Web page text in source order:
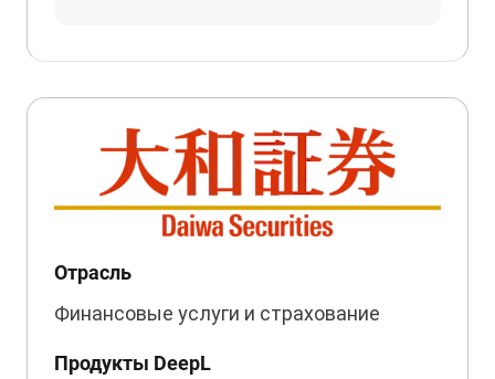
Отрасль
Финансовые услуги и страхование
Продукты DeepL